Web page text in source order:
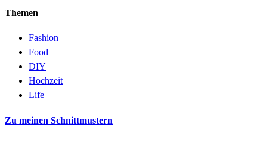
Themen
Fashion
Food
DIY
Hochzeit
Life
Zu meinen Schnittmustern